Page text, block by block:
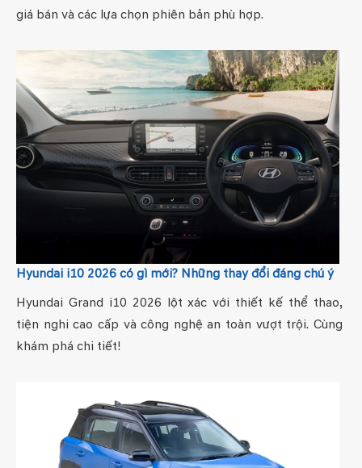
giá bán và các lựa chọn phiên bản phù hợp.
Hyundai i10 2026 có gì mới? Những thay đổi đáng chú ý
Hyundai Grand i10 2026 lột xác với thiết kế thể thao,
tiện nghi cao cấp và công nghệ an toàn vượt trội. Cùng
khám phá chi tiết!